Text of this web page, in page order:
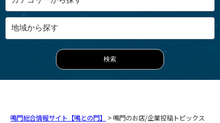
鳴門総合情報サイト【鳴との門】 > 鳴門のお店/企業投稿トピックス